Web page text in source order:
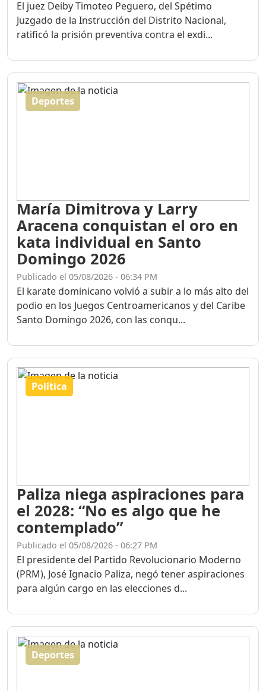
El juez Deiby Timoteo Peguero, del Spétimo
Juzgado de la Instrucción del Distrito Nacional,
ratificó la prisión preventiva contra el exdi...
Deportes
María Dimitrova y Larry
Aracena conquistan el oro en
kata individual en Santo
Domingo 2026
Publicado el 05/08/2026 - 06:34 PM
El karate dominicano volvió a subir a lo más alto del
podio en los Juegos Centroamericanos y del Caribe
Santo Domingo 2026, con las conqu...
Política
Paliza niega aspiraciones para
el 2028: “No es algo que he
contemplado”
Publicado el 05/08/2026 - 06:27 PM
El presidente del Partido Revolucionario Moderno
(PRM), José Ignacio Paliza, negó tener aspiraciones
para algún cargo en las elecciones d...
Deportes